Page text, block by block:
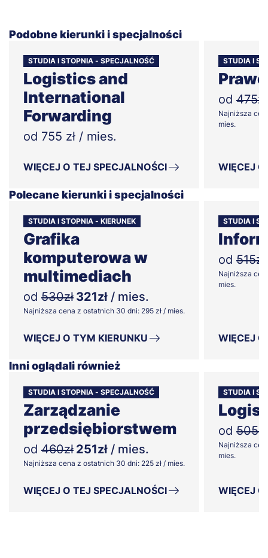
Podobne kierunki i specjalności
STUDIA I STOPNIA - SPECJALNOŚĆ
Logistics and
International
Forwarding
od 755 zł / mies.
WIĘCEJ O TEJ SPECJALNOŚCI
STUDIA I
od 475zł
Najniższa
mies.
WIĘCEJ
Polecane kierunki i specjalności
STUDIA I STOPNIA - KIERUNEK
Grafika
komputerowa w
multimediach
od 530zł 321zł / mies.
Najniższa cena z ostatnich 30 dni: 295 zł / mies.
WIĘCEJ O TYM KIERUNKU
STUDIA I
od 515zł
Najniższa
mies.
WIĘCEJ
Inni oglądali również
STUDIA I STOPNIA - SPECJALNOŚĆ
Zarządzanie
przedsiębiorstwem
od 460zł 251zł / mies.
Najniższa cena z ostatnich 30 dni: 225 zł / mies.
WIĘCEJ O TEJ SPECJALNOŚCI
STUDIA I
od 505zł
Najniższa
mies.
WIĘCEJ